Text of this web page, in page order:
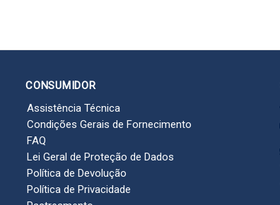
CONSUMIDOR
Assistência Técnica
Condições Gerais de Fornecimento
FAQ
Lei Geral de Proteção de Dados
Política de Devolução
Política de Privacidade